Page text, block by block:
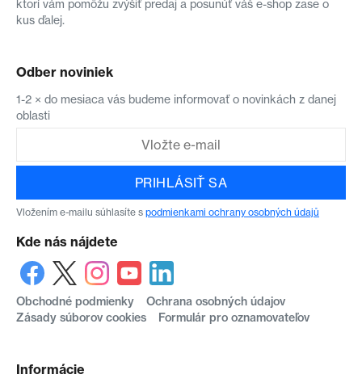
ktorí vám pomôžu zvýšiť predaj a posunúť váš e-shop zase o
kus ďalej.
Informácie
Odber noviniek
1-2 × do mesiaca vás budeme informovať o novinkách z danej
oblasti
PRIHLÁSIŤ SA
Vložením e-mailu súhlasíte s podmienkami ochrany osobných údajů
Kde nás nájdete
Obchodné podmienky
Ochrana osobných údajov
Zásady súborov cookies
Formulár pro oznamovateľov